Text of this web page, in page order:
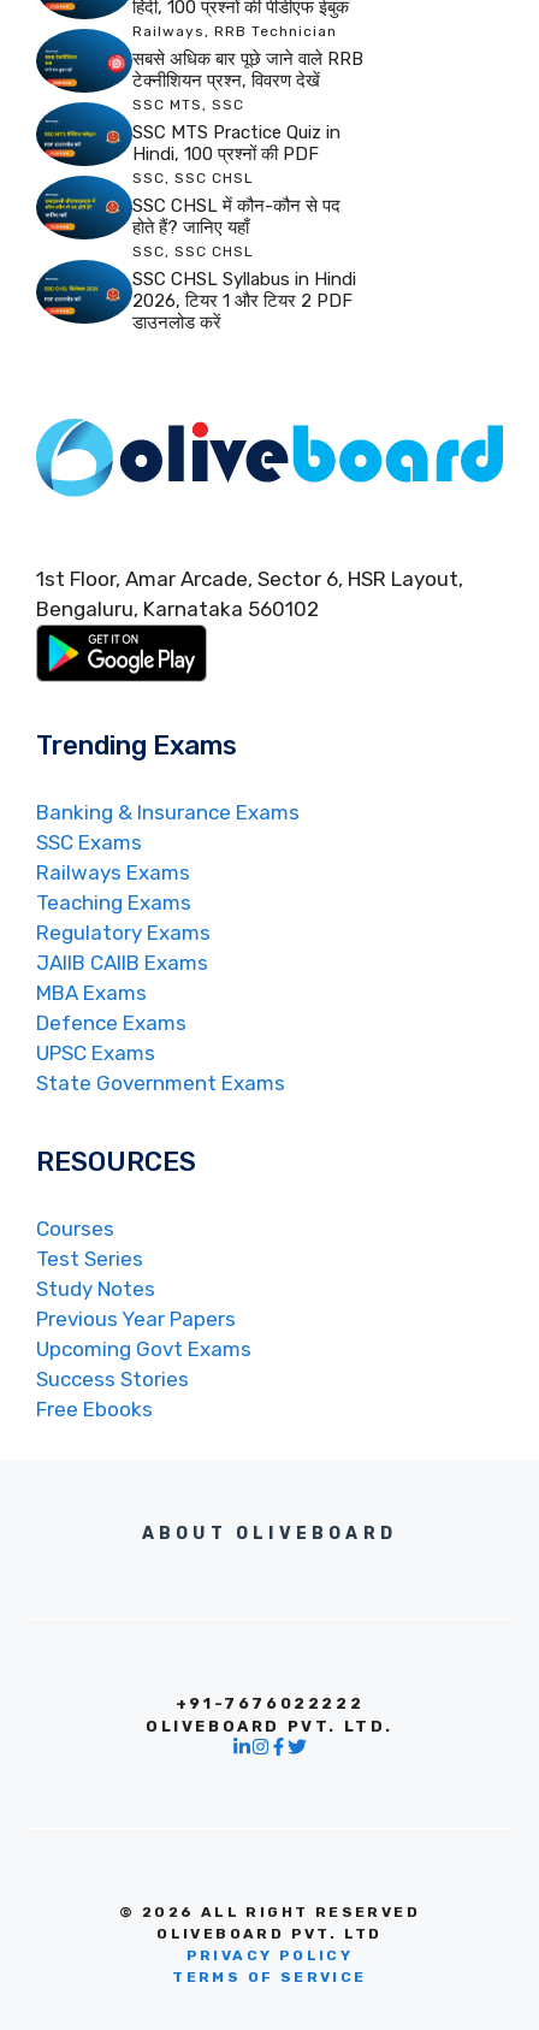
हिंदी, 100 प्रश्नों की पीडीएफ ईबुक
Railways, RRB Technician
सबसे अधिक बार पूछे जाने वाले RRB
टेक्नीशियन प्रश्न, विवरण देखें
SSC MTS, SSC
SSC MTS Practice Quiz in
Hindi, 100 प्रश्नों की PDF
SSC, SSC CHSL
SSC CHSL में कौन-कौन से पद
होते हैं? जानिए यहाँ
SSC, SSC CHSL
SSC CHSL Syllabus in Hindi
2026, टियर 1 और टियर 2 PDF
डाउनलोड करें
1st Floor, Amar Arcade, Sector 6, HSR Layout,
Bengaluru, Karnataka 560102
Trending Exams
Banking & Insurance Exams
SSC Exams
Railways Exams
Teaching Exams
Regulatory Exams
JAIIB CAIIB Exams
MBA Exams
Defence Exams
UPSC Exams
State Government Exams
RESOURCES
Courses
Test Series
Study Notes
Previous Year Papers
Upcoming Govt Exams
Success Stories
Free Ebooks
ABOUT OLIVEBOARD
+91-7676022222
OLIVEBOARD PVT. LTD.
© 2026 ALL RIGHT RESERVED
OLIVEBOARD PVT. LTD
PRIVACY POLICY
TERMS OF SERVICE